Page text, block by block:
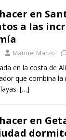
en
a las
Manuel Marzo
en la costa de
que combina la
[…]
en